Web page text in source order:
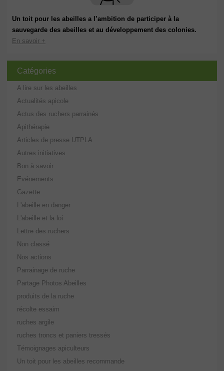
Un toit pour les abeilles a l’ambition de participer à la
sauvegarde des abeilles et au développement des colonies.
En savoir +
Catégories
A lire sur les abeilles
Actualités apicole
Actus des ruchers parrainés
Apithérapie
Articles de presse UTPLA
Autres initiatives
Bon à savoir
Evénements
Gazette
L'abeille en danger
L'abeille et la loi
Lettre des ruchers
Non classé
Nos actions
Parrainage de ruche
Partage Photos Abeilles
produits de la ruche
récolte essaim
ruches argile
ruches troncs et paniers tressés
Témoignages apiculteurs
Un toit pour les abeilles recommande